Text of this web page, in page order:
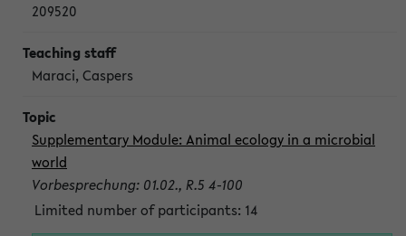
209520
Maraci, Caspers
Supplementary Module: Animal ecology in a microbial
world
Vorbesprechung: 01.02., R.5 4-100
Limited number of participants: 14